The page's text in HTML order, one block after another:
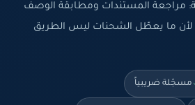
مراجعة المستندات ومطابقة الوصف
لأن ما يعطّل الشحنات ليس الطريق
مسجّلة ضريبياً